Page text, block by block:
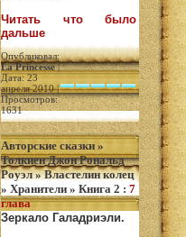
Читать что было
дальше
Опубликовал:
La Princesse|
Дата: 23
апреля 2010 |
Просмотров:
1631
Авторские сказки »
Толкиен Джон Рональд
Роуэл»Властелин колец
» Хранители » Книга 2 : 7
глава
Зеркало Галадриэли.